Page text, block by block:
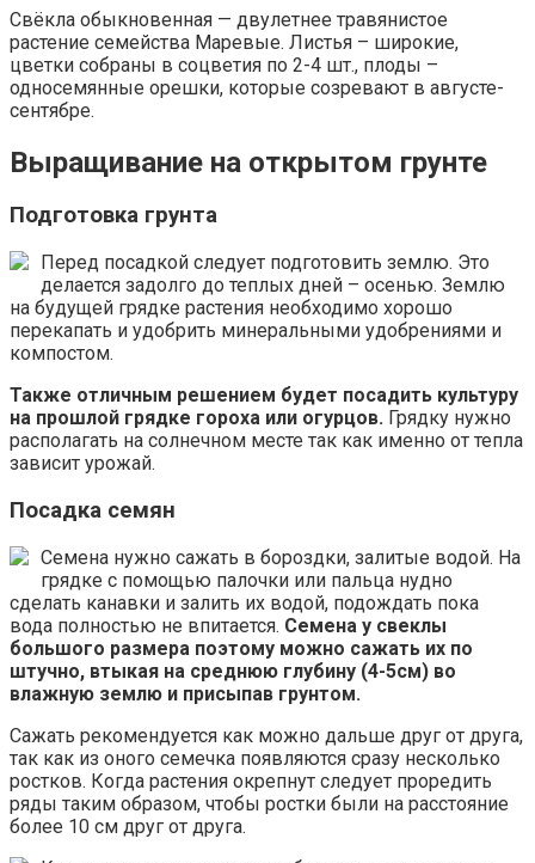
Свёкла обыкновенная — двулетнее травянистое
растение семейства Маревые. Листья – широкие,
цветки собраны в соцветия по 2-4 шт., плоды –
односемянные орешки, которые созревают в августе-
сентябре.
Выращивание на открытом грунте
Подготовка грунта
Перед посадкой следует подготовить землю. Это
делается задолго до теплых дней – осенью. Землю
на будущей грядке растения необходимо хорошо
перекапать и удобрить минеральными удобрениями и
компостом.
Также отличным решением будет посадить культуру
на прошлой грядке гороха или огурцов. Грядку нужно
располагать на солнечном месте так как именно от тепла
зависит урожай.
Посадка семян
Семена нужно сажать в бороздки, залитые водой. На
грядке с помощью палочки или пальца нудно
сделать канавки и залить их водой, подождать пока
вода полностью не впитается. Семена у свеклы
большого размера поэтому можно сажать их по
штучно, втыкая на среднюю глубину (4-5см) во
влажную землю и присыпав грунтом.
Сажать рекомендуется как можно дальше друг от друга,
так как из оного семечка появляются сразу несколько
ростков. Когда растения окрепнут следует проредить
ряды таким образом, чтобы ростки были на расстояние
более 10 см друг от друга.